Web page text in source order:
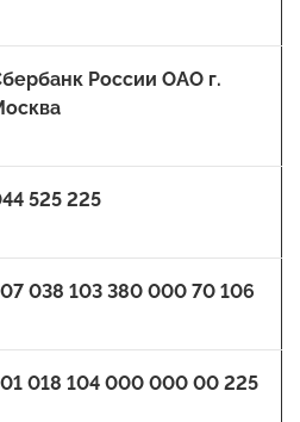
России ОАО г.
525 225
038 103 380 000 70 106
018 104 000 000 00 225